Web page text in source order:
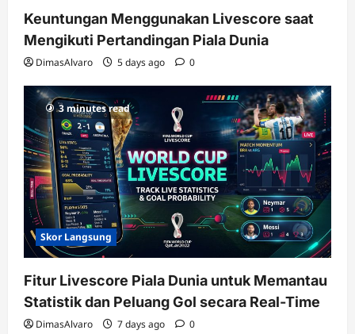
Keuntungan Menggunakan Livescore saat
Mengikuti Pertandingan Piala Dunia
DimasAlvaro 5 days ago 0
3 minutes read
Skor Langsung
Fitur Livescore Piala Dunia untuk Memantau
Statistik dan Peluang Gol secara Real-Time
DimasAlvaro 7 days ago 0